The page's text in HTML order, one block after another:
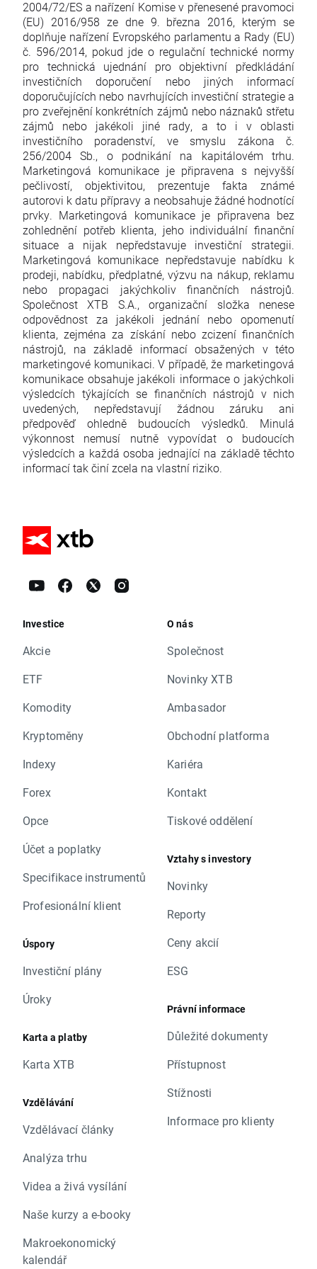
2004/72/ES a nařízení Komise v přenesené pravomoci
(EU) 2016/958 ze dne 9. března 2016, kterým se
doplňuje nařízení Evropského parlamentu a Rady (EU)
č. 596/2014, pokud jde o regulační technické normy
pro technická ujednání pro objektivní předkládání
investičních doporučení nebo jiných informací
doporučujících nebo navrhujících investiční strategie a
pro zveřejnění konkrétních zájmů nebo náznaků střetu
zájmů nebo jakékoli jiné rady, a to i v oblasti
investičního poradenství, ve smyslu zákona č.
256/2004 Sb., o podnikání na kapitálovém trhu.
Marketingová komunikace je připravena s nejvyšší
pečlivostí, objektivitou, prezentuje fakta známé
autorovi k datu přípravy a neobsahuje žádné hodnotící
prvky. Marketingová komunikace je připravena bez
zohlednění potřeb klienta, jeho individuální finanční
situace a nijak nepředstavuje investiční strategii.
Marketingová komunikace nepředstavuje nabídku k
prodeji, nabídku, předplatné, výzvu na nákup, reklamu
nebo propagaci jakýchkoliv finančních nástrojů.
Společnost XTB S.A., organizační složka nenese
odpovědnost za jakékoli jednání nebo opomenutí
klienta, zejména za získání nebo zcizení finančních
nástrojů, na základě informací obsažených v této
marketingové komunikaci. V případě, že marketingová
komunikace obsahuje jakékoli informace o jakýchkoli
výsledcích týkajících se finančních nástrojů v nich
uvedených, nepředstavují žádnou záruku ani
předpověď ohledně budoucích výsledků. Minulá
výkonnost nemusí nutně vypovídat o budoucích
výsledcích a každá osoba jednající na základě těchto
informací tak činí zcela na vlastní riziko.
Investice
Akcie
ETF
Komodity
Kryptoměny
Indexy
Forex
Opce
Účet a poplatky
Specifikace instrumentů
Profesionální klient
Úspory
Investiční plány
Úroky
Karta a platby
Karta XTB
Vzdělávání
Vzdělávací články
Analýza trhu
Videa a živá vysílání
Naše kurzy a e-booky
Makroekonomický
kalendář
O nás
Společnost
Novinky XTB
Ambasador
Obchodní platforma
Kariéra
Kontakt
Tiskové oddělení
Vztahy s investory
Novinky
Reporty
Ceny akcií
ESG
Právní informace
Důležité dokumenty
Přístupnost
Stížnosti
Informace pro klienty